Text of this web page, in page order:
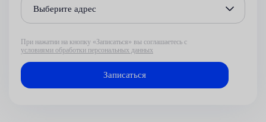
Выберите адрес
При нажатии на кнопку «Записаться» вы соглашаетесь с
условиями обработки персональных данных